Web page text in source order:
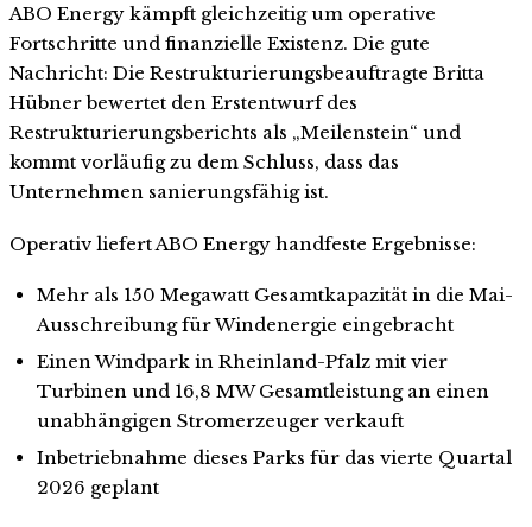
ABO Energy kämpft gleichzeitig um operative
Fortschritte und finanzielle Existenz. Die gute
Nachricht: Die Restrukturierungsbeauftragte Britta
Hübner bewertet den Erstentwurf des
Restrukturierungsberichts als „Meilenstein“ und
kommt vorläufig zu dem Schluss, dass das
Unternehmen sanierungsfähig ist.
Operativ liefert ABO Energy handfeste Ergebnisse:
Mehr als 150 Megawatt Gesamtkapazität in die Mai-
Ausschreibung für Windenergie eingebracht
Einen Windpark in Rheinland-Pfalz mit vier
Turbinen und 16,8 MW Gesamtleistung an einen
unabhängigen Stromerzeuger verkauft
Inbetriebnahme dieses Parks für das vierte Quartal
2026 geplant